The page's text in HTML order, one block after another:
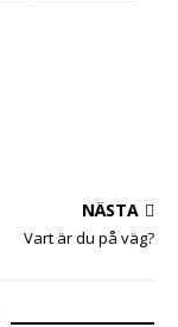
NÄSTA
Vart är du på väg?